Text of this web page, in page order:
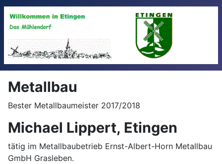
Metallbau
Bester Metallbaumeister 2017/2018
Michael Lippert, Etingen
tätig im Metallbaubetrieb Ernst-Albert-Horn Metallbau
GmbH Grasleben.